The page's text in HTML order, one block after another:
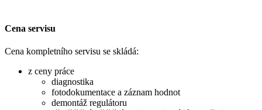
Cena servisu
Cena kompletního servisu se skládá:
z ceny práce
diagnostika
fotodokumentace a záznam hodnot
demontáž regulátoru